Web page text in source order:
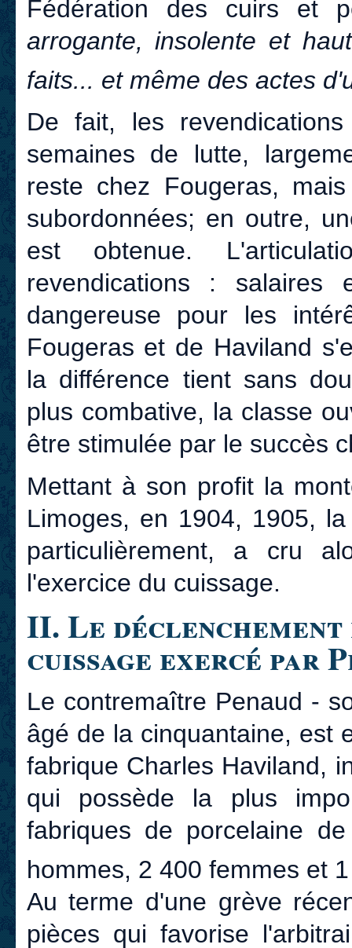
Fédération des cuirs et
arrogante, insolente et
faits... et même des actes
De fait, les
semaines de lutte,
reste chez Fougeras,
subordonnées; en outre,
est obtenue.
revendications :
dangereuse pour les
Fougeras et de Haviland
la différence tient sans
plus combative, la classe
être stimulée par le succès
Mettant à son profit la
Limoges, en 1904, 1905,
particulièrement, a cru
l'exercice du cuissage.
II. Le
cuissage exercé par
Le contremaître Penaud -
âgé de la cinquantaine, est
fabrique Charles Haviland,
qui possède la plus
fabriques de porcelaine
hommes, 2 400 femmes et
Au terme d'une grève
pièces qui favorise